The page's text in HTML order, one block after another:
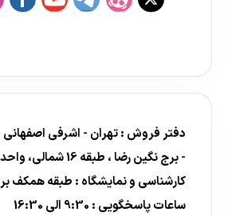
دفتر فروش : تهران - اشرفی اصفهانی
- برج نگین رضا ، طبقه 16 شمالی، واحد 1602
کارشناسی و نمایشگاه : طبقه همکف
ساعات پاسخگویی : 9:30 الی 16:30